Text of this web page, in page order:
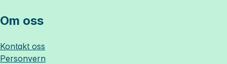
Om oss
Kontakt oss
Personvern